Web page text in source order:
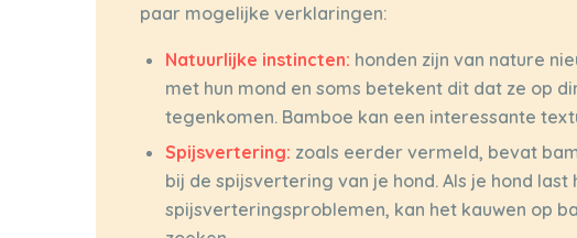
paar mogelijke verklaringen:
Natuurlijke instincten: honden zijn van nature
met hun mond en soms betekent dit dat ze op
tegenkomen. Bamboe kan een interessante
Spijsvertering: zoals eerder vermeld, bevat
bij de spijsvertering van je hond. Als je hond
spijsverteringsproblemen, kan het kauwen op